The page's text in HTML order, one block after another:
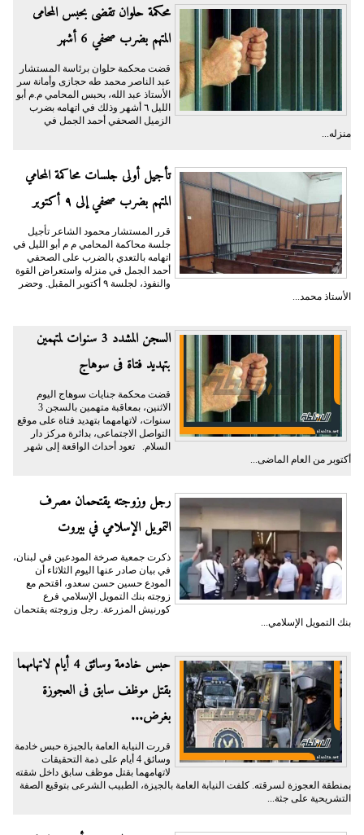
محكمة حلوان تقضى بحبس المحامى
المتهم بضرب صحفي 6 أشهر
قضت محكمة حلوان برئاسة المستشار
عبد الناصر محمد طه حجازى وأمانة سر
الأستاذ عبد الله، بحبس المحامي م.م أبو
الليل ٦ أشهر وذلك في اتهامه بضرب
الزميل الصحفي أحمد الجمل في
منزله...
تأجيل أولى جلسات محاكمة المحامي
المتهم بضرب صحفي إلى ٩ أكتوبر
قرر المستشار محمود الشاعر تأجيل
جلسة محاكمة المحامي م م أبو الليل في
اتهامه بالتعدي بالضرب على الصحفي
أحمد الجمل في منزله واستعراض القوة
والنفوذ، لجلسة ٩ أكتوبر المقبل. وحضر
الأستاذ محمد...
السجن المشدد 3 سنوات لمتهمين
بتهديد فتاة فى سوهاج
قضت محكمة جنايات سوهاج اليوم
الاثنين، بمعاقبة متهمين بالسجن 3
سنوات، لاتهامهما بتهديد فتاة على موقع
التواصل الاجتماعى، بدائرة مركز دار
السلام. تعود أحداث الواقعة إلى شهر
أكتوبر من العام الماضى...
رجل وزوجته يقتحمان مصرف
التمويل الإسلامي في بيروت
ذكرت جمعية صرخة المودعين في لبنان،
في بيان صادر عنها اليوم الثلاثاء أن
المودع حسين حسن سعدو، اقتحم مع
زوجته بنك التمويل الإسلامي فرع
كورنيش المزرعة. رجل وزوجته يقتحمان
بنك التمويل الإسلامي...
حبس خادمة وسائق 4 أيام لاتهامهما
بقتل موظف سابق فى العجوزة
بغرض...
قررت النيابة العامة بالجيزة حبس خادمة
وسائق 4 أيام على ذمة التحقيقات
لاتهامهما بقتل موظف سابق داخل شقته
بمنطقة العجوزة لسرقته. كلفت النيابة العامة بالجيزة، الطبيب الشرعى بتوقيع الصفة
التشريحية على جثة...